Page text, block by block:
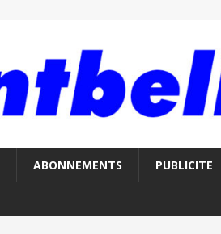
ABONNEMENTS PUBLICITE